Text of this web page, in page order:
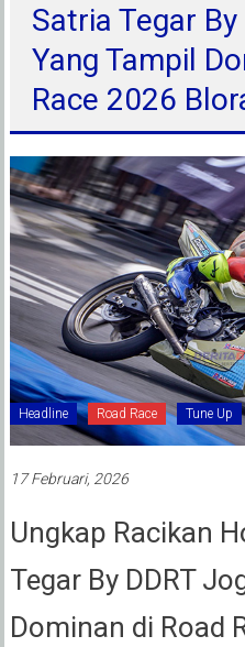
Satria Tegar
Yang Tampil
Race 2026
Headline Road Race Tune Up
17 Februari, 2026
Ungkap Racikan
Tegar By DDRT
Dominan di Road